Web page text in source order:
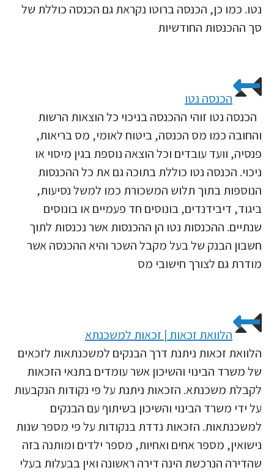
נטו. כמו כן, הכנסה ברוטו נקראת גם הכנסה כוללת של
סך ההכנסות החודשיות
הכנסה נטו
הכנסה נטו זוהי ההכנסה בניכוי כל הוצאות הרשות
והחובה כמו מס הכנסה, ביטוח לאומי, מס בריאות,
פנסיה, וועד עובדים וכל הוצאה נוספת בגין מיסוי או
ניכוי. הכנסה נטו כוללת בתוכה גם את כל ההכנסות
הנוספות בתוך תלוש המשכורת כמו למשל נסיעות,
ביגוד, דיבידנדים, בונוסים חד פעמיים או בונוסים
שנתיים. ההכנסות נטו הן ההכנסות אשר נכנסות לתוך
חשבון הבנק של בעל מקבל השכר והיא ההכנסה אשר
מודרת גם לצורך חישובי מס
הלוואת זכאות | זכאות למשכנתא
הלוואת זכאות ניתנת דרך הבנקים למשכנתאות לזכאים
של משרד הבינוי והשיכון אשר עומדים בתנאי הזכאות
לקבלת משכנתא. הזכאות ניתנת על פי נקודות הנקבעות
על ידי משרד הבינוי והשיכון בשיתוף עם הבנקים
למשכנתאות. הזכאות נדדת בנקודות על פי מספר שנות
נישואין, מספר אחים ואחיות, מספר ילדים ומותנה בזה
שהדירה הנרכשת הינה דירה ראשונה ואין בבעלות בעלי